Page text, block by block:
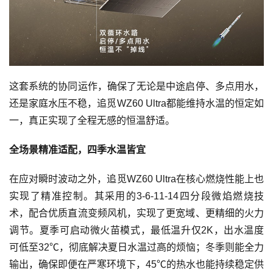
这套系统的协同运作，确保了无论是中途启停、多点用水，
还是家庭水压不稳，追觅WZ60 Ultra都能维持水温的恒定如
一，真正实现了全程无感的恒温舒适。
全场景精准适配，四季水温皆宜
在应对瞬时波动之外，追觅WZ60 Ultra在核心燃烧性能上也
实现了精准控制。其采用的3-6-11-14四分段微焰燃烧技
术，配合优质直流变频风机，实现了更宽域、更精细的火力
调节。夏季可启动微火苗模式，最低温升仅2K，出水温度
可低至32℃，彻底解决夏日水温过高的烦恼；冬季则能全力
输出，确保即便在严寒环境下，45℃的热水也能持续稳定供